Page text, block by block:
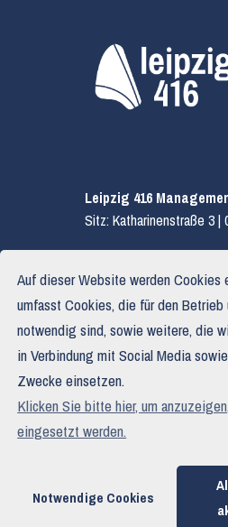
Leipzig 416
Sitz: Katharinenstraße 3 |
T.
0341 319 590 03
Auf dieser Website werden
umfasst Cookies, die für den
notwendig sind, sowie weitere, die
in Verbindung mit Social Media
Zwecke einsetzen.
Klicken Sie bitte hier, um
eingesetzt werden.
Notwendige Cookies